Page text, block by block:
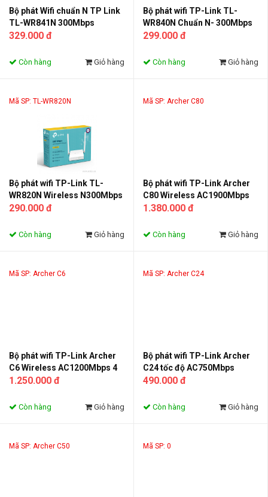
Bộ phát Wifi chuẩn N TP Link
TL-WR841N 300Mbps
329.000 đ
Còn hàng Giỏ hàng
Bộ phát wifi TP-Link TL-
WR840N Chuẩn N- 300Mbps
15 User
299.000 đ
Còn hàng Giỏ hàng
Mã SP: TL-WR820N
Bộ phát wifi TP-Link TL-
WR820N Wireless N300Mbps
290.000 đ
Còn hàng Giỏ hàng
Mã SP: Archer C80
Bộ phát wifi TP-Link Archer
C80 Wireless AC1900Mbps
1.380.000 đ
Còn hàng Giỏ hàng
Mã SP: Archer C6
Bộ phát wifi TP-Link Archer
C6 Wireless AC1200Mbps 4
cổng LAN 1000Mbps
1.250.000 đ
Còn hàng Giỏ hàng
Mã SP: Archer C24
Bộ phát wifi TP-Link Archer
C24 tốc độ AC750Mbps
490.000 đ
Còn hàng Giỏ hàng
Mã SP: Archer C50 Mã SP: 0